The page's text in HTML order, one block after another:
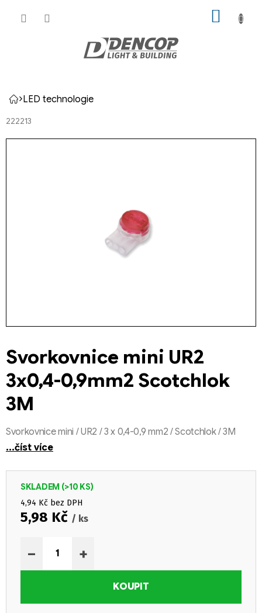
Domů
LED technologie
222213
Svorkovnice mini UR2
3x0,4-0,9mm2 Scotchlok
3M
SKLADEM (>10 KS)
5,98 Kč / ks
4,94 Kč bez DPH
+
−
KOUPIT
Svorkovnice mini / UR2 / 3 x 0,4-0,9 mm2 / Scotchlok / 3M
...číst více